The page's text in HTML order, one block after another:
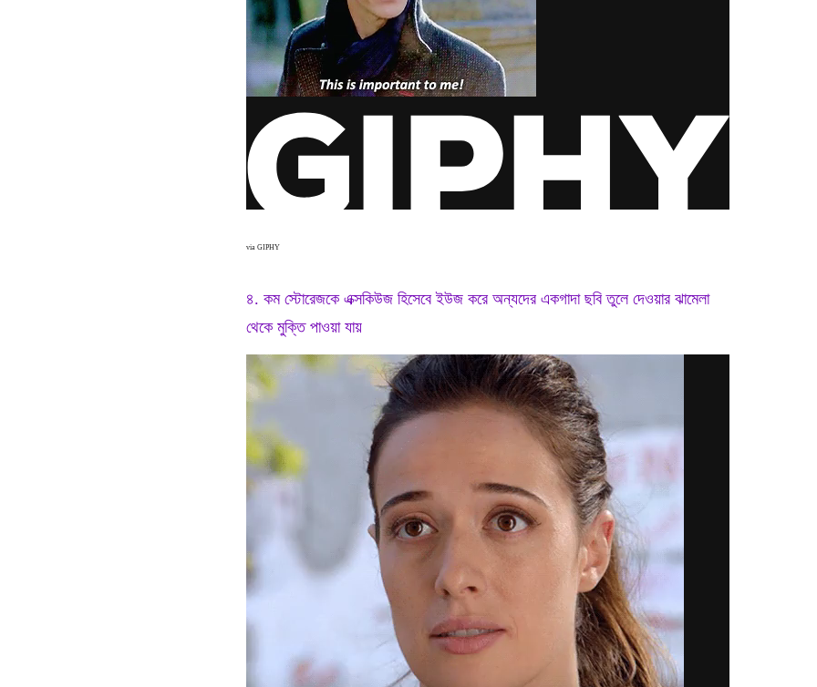
via GIPHY
৪. কম স্টোরেজকে এক্সকিউজ হিসেবে ইউজ করে অন্যদের একগাদা ছবি তুলে দেওয়ার ঝামেলা
থেকে মুক্তি পাওয়া যায়